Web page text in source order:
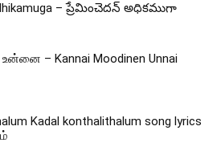
– ప్రేమించెదన్ అధికముగా
– Kannai Moodinen Unnai
Kadal konthalithalum song lyrics